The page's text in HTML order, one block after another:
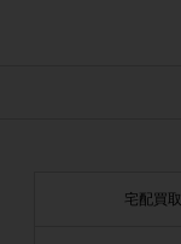
宅配買取